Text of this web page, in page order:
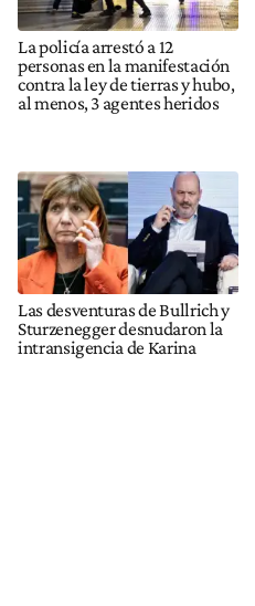
La policía arrestó a 12
personas en la manifestación
contra la ley de tierras y hubo,
al menos, 3 agentes heridos
Las desventuras de Bullrich y
Sturzenegger desnudaron la
intransigencia de Karina